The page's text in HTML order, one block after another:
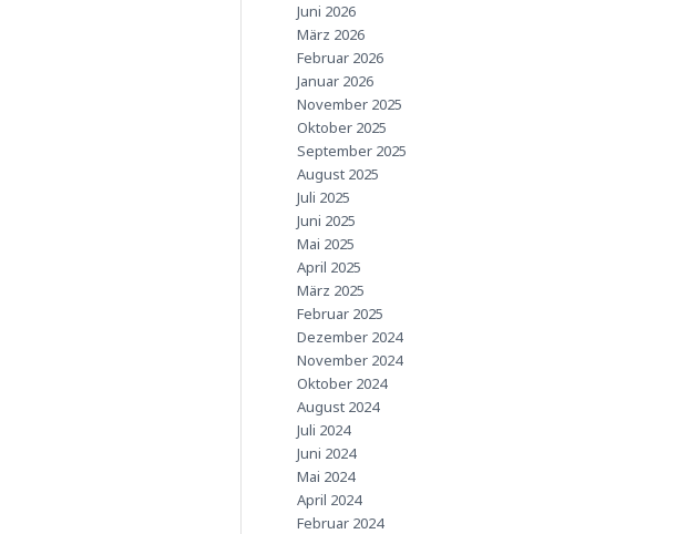
Juni 2026
März 2026
Februar 2026
Januar 2026
November 2025
Oktober 2025
September 2025
August 2025
Juli 2025
Juni 2025
Mai 2025
April 2025
März 2025
Februar 2025
Dezember 2024
November 2024
Oktober 2024
August 2024
Juli 2024
Juni 2024
Mai 2024
April 2024
Februar 2024